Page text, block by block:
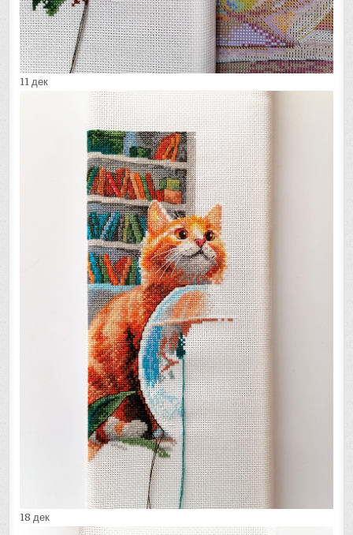
11 дек
18 дек